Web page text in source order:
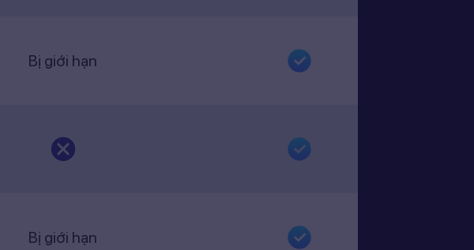
Bị giới hạn
Bị giới hạn